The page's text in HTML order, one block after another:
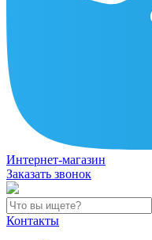
Интернет-магазин
Заказать звонок
Контакты